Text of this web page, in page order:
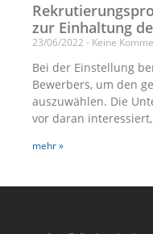
zur Einhaltung
23/06/2022 Keine
Bei der Einstellung
Bewerbers, um den
auszuwählen. Die
vor daran
mehr »